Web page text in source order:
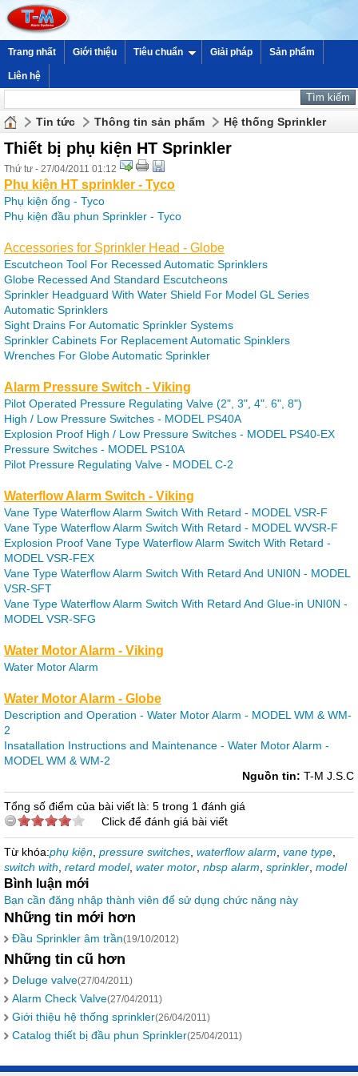
Trang nhất Giới thiệu Tiêu chuẩn Giải pháp Sản phẩm
Liên hệ
Tin tức Thông tin sản phẩm Hệ thống Sprinkler
Thiết bị phụ kiện HT Sprinkler
Thứ tư - 27/04/2011 01:12
Phụ kiện HT sprinkler - Tyco
Phụ kiện ống - Tyco
Phụ kiện đầu phun Sprinkler - Tyco
Accessories for Sprinkler Head - Globe
Escutcheon Tool For Recessed Automatic Sprinklers
Globe Recessed And Standard Escutcheons
Sprinkler Headguard With Water Shield For Model GL Series
Automatic Sprinklers
Sight Drains For Automatic Sprinkler Systems
Sprinkler Cabinets For Replacement Automatic Spinklers
Wrenches For Globe Automatic Sprinkler
Alarm Pressure Switch - Viking
Pilot Operated Pressure Regulating Valve (2", 3", 4". 6", 8")
High / Low Pressure Switches - MODEL PS40A
Explosion Proof High / Low Pressure Switches - MODEL PS40-EX
Pressure Switches - MODEL PS10A
Pilot Pressure Regulating Valve - MODEL C-2
Waterflow Alarm Switch - Viking
Vane Type Waterflow Alarm Switch With Retard - MODEL VSR-F
Vane Type Waterflow Alarm Switch With Retard - MODEL WVSR-F
Explosion Proof Vane Type Waterflow Alarm Switch With Retard -
MODEL VSR-FEX
Vane Type Waterflow Alarm Switch With Retard And UNI0N - MODEL
VSR-SFT
Vane Type Waterflow Alarm Switch With Retard And Glue-in UNI0N -
MODEL VSR-SFG
Water Motor Alarm - Viking
Water Motor Alarm
Water Motor Alarm - Globe
Description and Operation - Water Motor Alarm - MODEL WM & WM-
2
Insatallation Instructions and Maintenance - Water Motor Alarm -
MODEL WM & WM-2
Nguồn tin: T-M J.S.C
Tổng số điểm của bài viết là: 5 trong 1 đánh giá
Click để đánh giá bài viết
Từ khóa:phụ kiện pressure switches waterflow alarm vane type
switch with retard model, water motor nbsp alarm sprinkler model
Bình luận mới
Bạn cần đăng nhập thành viên để sử dụng chức năng này
Những tin mới hơn
Đầu Sprinkler âm trần(19/10/2012)
Những tin cũ hơn
Deluge valve(27/04/2011)
Alarm Check Valve(27/04/2011)
Giới thiệu hệ thống sprinkler(26/04/2011)
Catalog thiết bị đầu phun Sprinkler(25/04/2011)